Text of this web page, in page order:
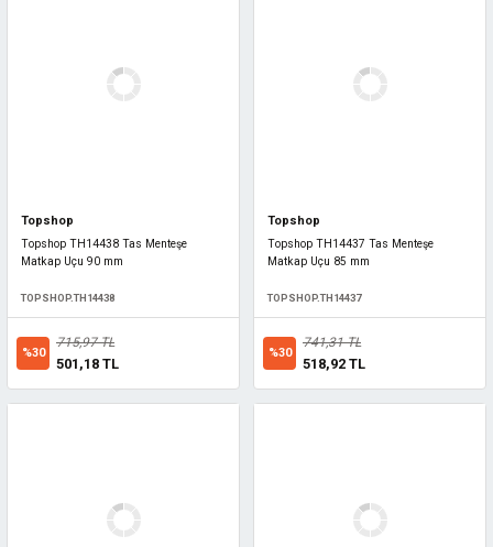
Topshop
Topshop TH14438 Tas Menteşe
Matkap Uçu 90 mm
TOPSHOP.TH14438
%30
715,97 TL
501,18 TL
Topshop
Topshop TH14437 Tas Menteşe
Matkap Uçu 85 mm
TOPSHOP.TH14437
%30
741,31 TL
518,92 TL